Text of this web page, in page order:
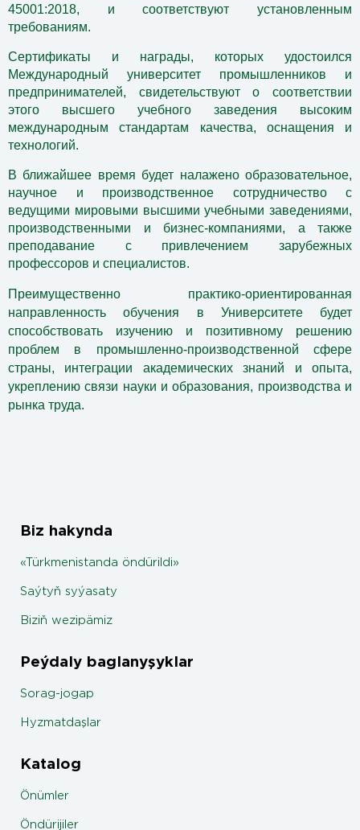
45001:2018, и соответствуют установленным
требованиям.
Сертификаты и награды, которых удостоился
Международный университет промышленников и
предпринимателей, свидетельствуют о соответствии
этого высшего учебного заведения высоким
международным стандартам качества, оснащения и
технологий.
В ближайшее время будет налажено образовательное,
научное и производственное сотрудничество с
ведущими мировыми высшими учебными заведениями,
производственными и бизнес-компаниями, а также
преподавание с привлечением зарубежных
профессоров и специалистов.
Преимущественно практико-ориентированная
направленность обучения в Университете будет
способствовать изучению и позитивному решению
проблем в промышленно-производственной сфере
страны, интеграции академических знаний и опыта,
укреплению связи науки и образования, производства и
рынка труда.
Biz hakynda
«Türkmenistanda öndürildi»
Saýtyň syýasaty
Biziň wezipämiz
Peýdaly baglanyşyklar
Sorag-jogap
Hyzmatdaşlar
Katalog
Önümler
Öndürijiler